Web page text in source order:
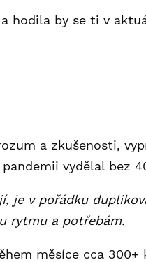
hodila by se ti v
a zkušenosti,
vydělal bez
je v pořádku
rytmu a potřebám.
měsíce cca